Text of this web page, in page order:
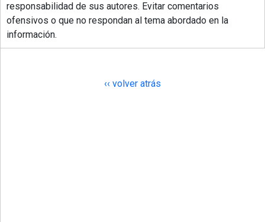
responsabilidad de sus autores. Evitar comentarios
ofensivos o que no respondan al tema abordado en la
información.
‹‹ volver atrás